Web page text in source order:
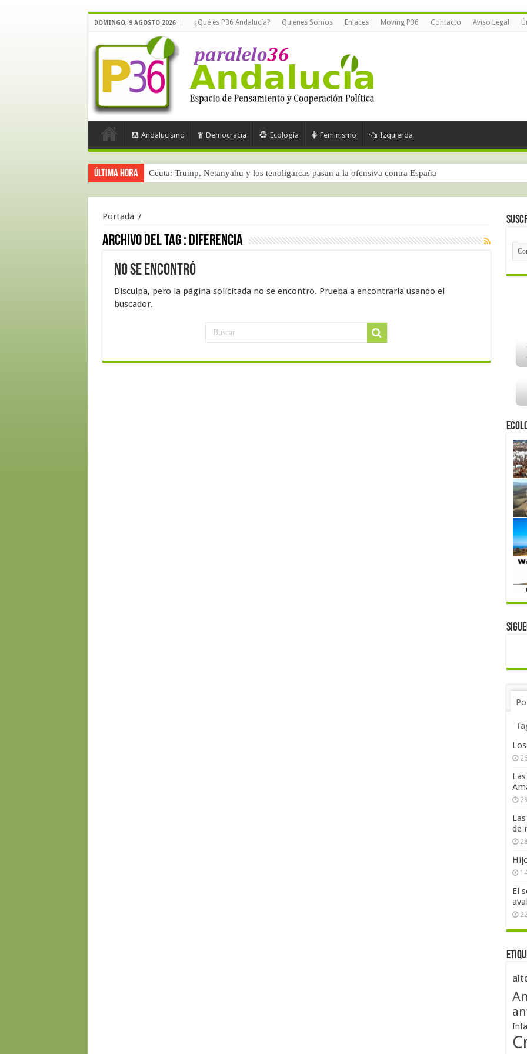
DOMINGO, 9 AGOSTO 2026 ¿Qué es P36 Andalucía? Quienes Somos Enlaces Moving P36 Contacto Aviso Legal
Andalucismo Democracia Ecología Feminismo Izquierda
Última hora Ceuta: Trump, Netanyahu y los tenoligarcas pasan a la ofensiva contra España
Portada /
Archivo del tag : diferencia
No se encontró
Disculpa, pero la página solicitada no se encontro. Prueba a encontrarla usando el
buscador.
de
El